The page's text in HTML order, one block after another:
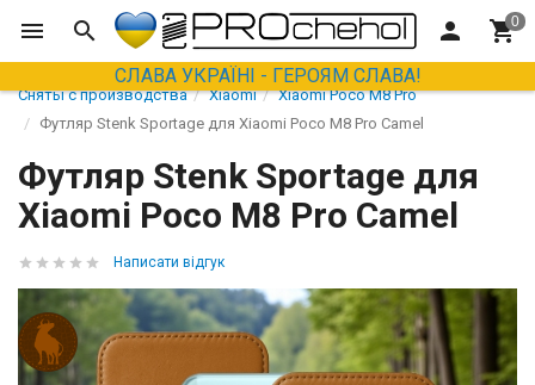
СЛАВА УКРАЇНІ - ГЕРОЯМ СЛАВА!
Сняты с производства Xiaomi
Xiaomi Poco M8 Pro
Футляр Stenk Sportage для Xiaomi Poco M8 Pro Camel
Футляр Stenk Sportage для
Xiaomi Poco M8 Pro Camel
Написати відгук